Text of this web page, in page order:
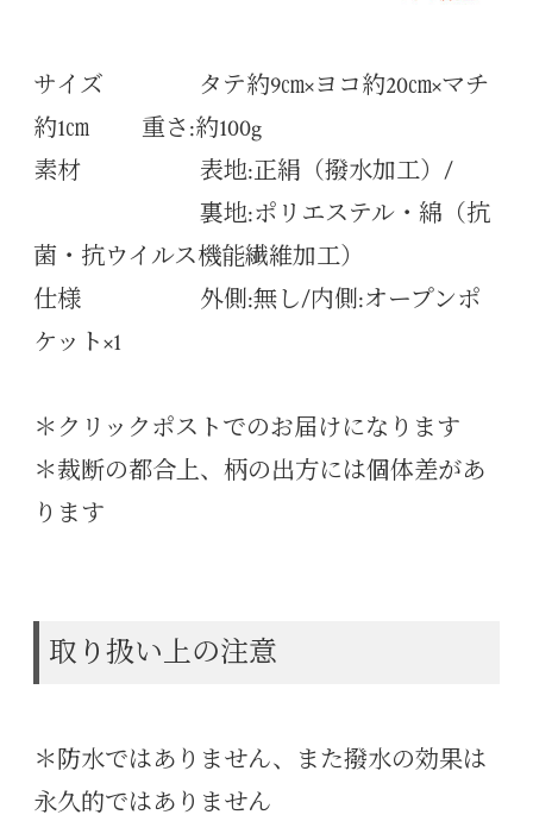
サイズ タテ約9㎝×ヨコ約20㎝×マチ
約1㎝ 重さ:約100g
素材 表地:正絹（撥水加工）/
裏地:ポリエステル・綿（抗
菌・抗ウイルス機能繊維加工）
仕様 外側:無し/内側:オープンポ
ケット×1
＊クリックポストでのお届けになります
＊裁断の都合上、柄の出方には個体差があ
ります
取り扱い上の注意
＊防水ではありません、また撥水の効果は
永久的ではありません